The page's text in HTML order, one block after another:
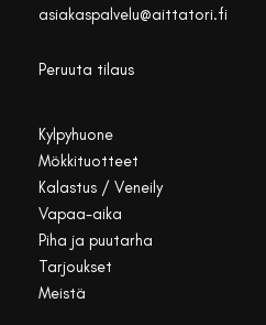
asiakaspalvelu@aittatori.fi
Peruuta tilaus
Kylpyhuone
Mökkituotteet
Kalastus / Veneily
Vapaa-aika
Piha ja puutarha
Tarjoukset
Meistä